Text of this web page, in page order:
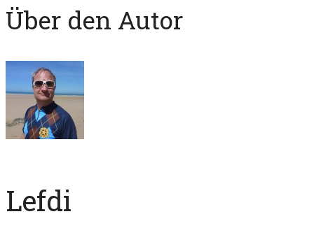
Über den Autor
Lefdi